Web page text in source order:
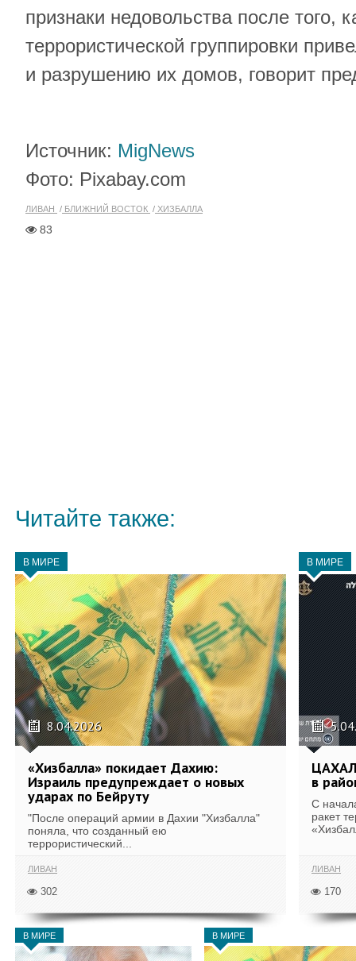
признаки недовольства после того,
террористической группировки
и разрушению их домов, говорит
Источник: MigNews
Фото: Pixabay.com
ЛИВАН БЛИЖНИЙ ВОСТОК ХИЗБАЛЛА
83
Читайте также:
В МИРЕ
8.04.2026
«Хизбалла» покидает Дахию:
Израиль предупреждает о новых
ударах по Бейруту
"После операций армии в Дахии "Хизбалла"
поняла, что созданный ею
террористический...
ЛИВАН
302
В МИРЕ
в
С
ракет
ЛИВАН
170
В МИРЕ В МИРЕ